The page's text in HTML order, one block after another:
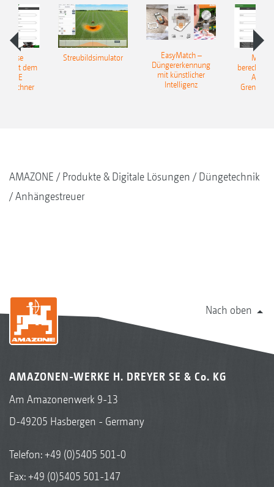
Mit dem
Streubildsimulator
EasyMatch –
Düngererkennung
mit künstlicher
Intelligenz
AMAZONE Produkte & Digitale Lösungen
Düngetechnik
Anhängestreuer
Nach oben
AMAZONEN-WERKE H. DREYER SE & Co. KG
Am Amazonenwerk 9-13
D-49205 Hasbergen - Germany
Telefon:+49 (0)5405 501-0
Fax: +49 (0)5405 501-147